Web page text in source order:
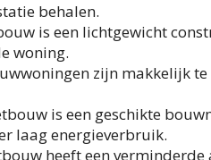
behalen.
is een lichtgewicht
woning.
zijn makkelijk
is een geschikte
laag energieverbruik.
heeft een